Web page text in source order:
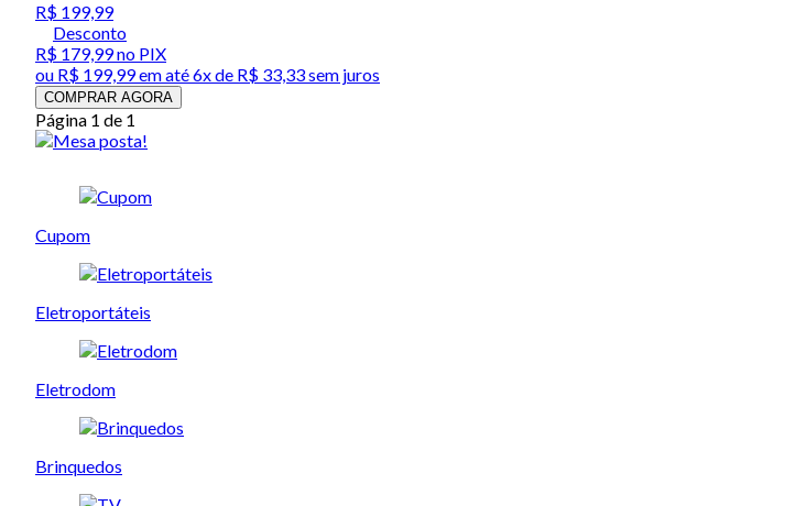
R$ 199,99
Desconto
R$ 179,99no PIX
ou R$ 199,99em até6x de R$ 33,33 sem juros
COMPRAR AGORA
Página 1 de 1
Cupom
Eletroportáteis
Eletrodom
Brinquedos